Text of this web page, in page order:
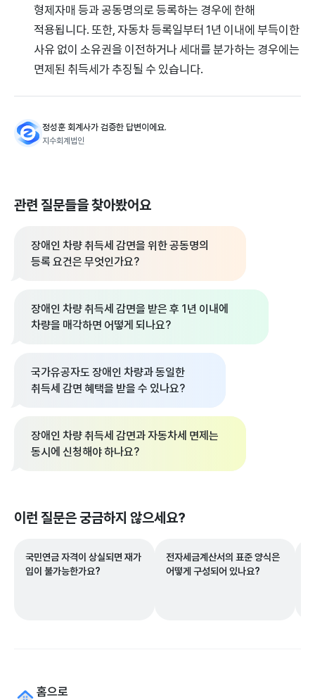
형제자매 등과 공동명의로 등록하는 경우에 한해
적용됩니다. 또한, 자동차 등록일부터 1년 이내에 부득이한
사유 없이 소유권을 이전하거나 세대를 분가하는 경우에는
면제된 취득세가 추징될 수 있습니다.
정성훈 회계사가 검증한 답변이에요.
지수회계법인
관련 질문들을 찾아봤어요
장애인 차량 취득세 감면을 위한 공동명의
등록 요건은 무엇인가요?
장애인 차량 취득세 감면을 받은 후 1년 이내에
차량을 매각하면 어떻게 되나요?
국가유공자도 장애인 차량과 동일한
취득세 감면 혜택을 받을 수 있나요?
장애인 차량 취득세 감면과 자동차세 면제는
동시에 신청해야 하나요?
이런 질문은 궁금하지 않으세요?
국민연금 자격이 상실되면 재가
입이 불가능한가요?
전자세금계산서의 표준 양식은
어떻게 구성되어 있나요?
홈으로